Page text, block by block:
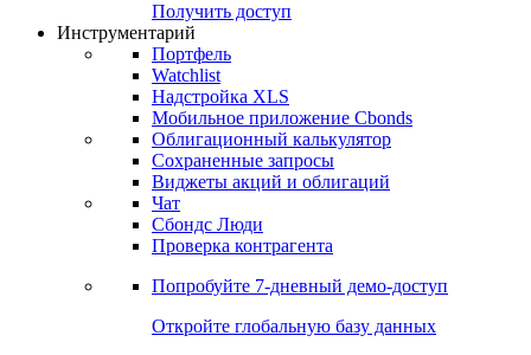
Получить доступ
Инструментарий
Портфель
Watchlist
Надстройка XLS
Мобильное приложение Cbonds
Облигационный калькулятор
Сохраненные запросы
Виджеты акций и облигаций
Чат
Сбондс Люди
Проверка контрагента
Попробуйте 7-дневный демо-доступ
Откройте глобальную базу данных